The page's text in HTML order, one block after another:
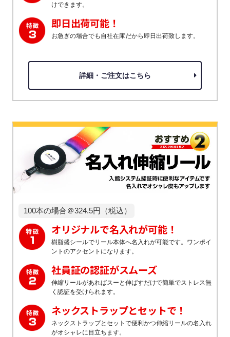
けできます。
即日出荷可能！
お急ぎの場合でも自社在庫だから即日出荷致します。
詳細・ご注文はこちら
100本の場合＠324.5円（税込）
オリジナルで名入れが可能！
樹脂盛シールでリール本体へ名入れが可能です。ワンポイ
ントのアクセントになります。
社員証の認証がスムーズ
伸縮リールがあればスーと伸ばすだけで簡単でストレス無
く認証を受けられます。
ネックストラップとセットで！
ネックストラップとセットで便利かつ伸縮リールの名入れ
がオシャレに目立ちます。